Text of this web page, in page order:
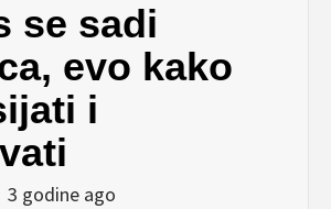
se sadi
evo kako
i
3 godine ago